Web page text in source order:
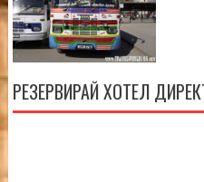
РЕЗЕРВИРАЙ ХОТЕЛ